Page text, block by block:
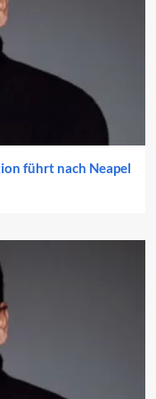
führt nach Neapel